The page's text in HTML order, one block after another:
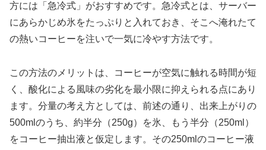
方には「急冷式」がおすすめです。急冷式とは、サーバー
にあらかじめ氷をたっぷりと入れておき、そこへ淹れたて
の熱いコーヒーを注いで一気に冷やす方法です。
この方法のメリットは、コーヒーが空気に触れる時間が短
く、酸化による風味の劣化を最小限に抑えられる点にあり
ます。分量の考え方としては、前述の通り、出来上がりの
500mlのうち、約半分（250g）を氷、もう半分（250ml）
をコーヒー抽出液と仮定します。その250mlのコーヒー液